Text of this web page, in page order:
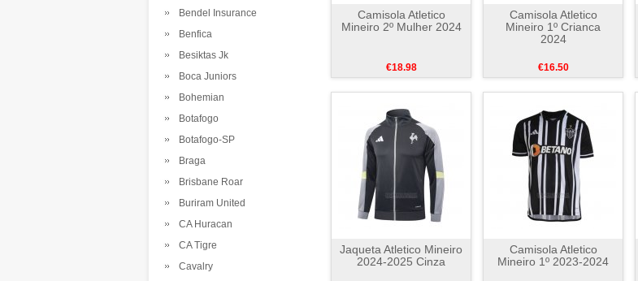
Bendel Insurance
Benfica
Besiktas Jk
Boca Juniors
Bohemian
Botafogo
Botafogo-SP
Braga
Brisbane Roar
Buriram United
CA Huracan
CA Tigre
Cavalry
Camisola Atletico
Mineiro 2º Mulher 2024
€18.98
Camisola Atletico
Mineiro 1º Crianca
2024
€16.50
Jaqueta Atletico Mineiro
2024-2025 Cinza
Camisola Atletico
Mineiro 1º 2023-2024